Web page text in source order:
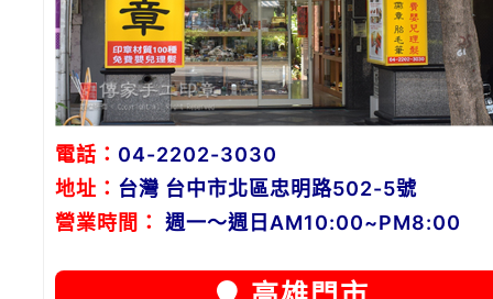
電話： 04-2202-3030
地址： 台灣 台中市北區忠明路502-5號
營業時間：
週一～週日AM10:00~PM8:00